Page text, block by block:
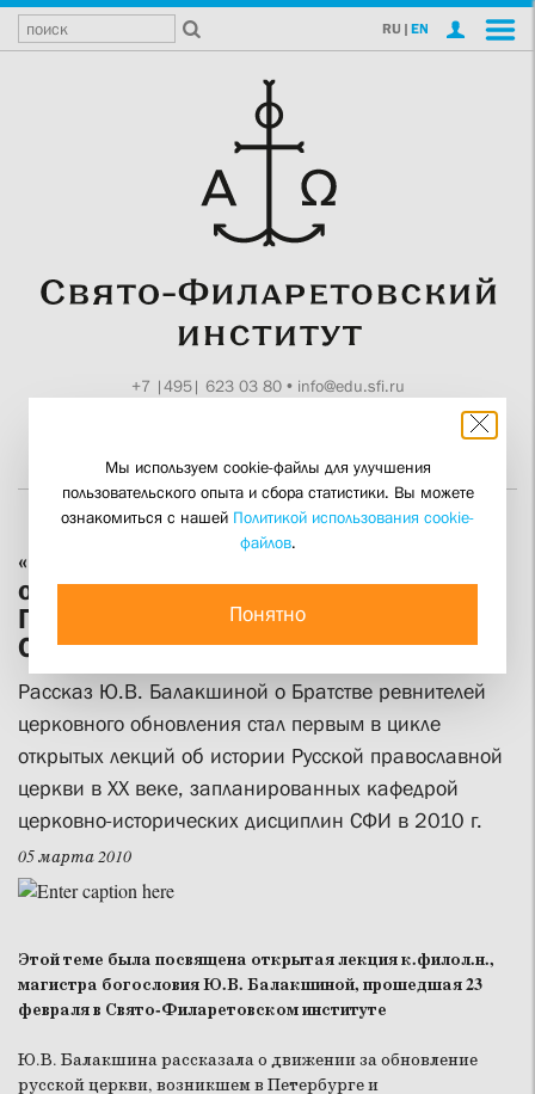
RU | EN
+7 |495| 623 03 80• info@edu.sfi.ru
«Братство ревнителей церковного
обновления (1905-1909):
Предшественники? Учителя?
Оппоненты?»
Рассказ Ю.В. Балакшиной о Братстве ревнителей
церковного обновления стал первым в цикле
открытых лекций об истории Русской православной
церкви в XX веке, запланированных кафедрой
церковно-исторических дисциплин СФИ в 2010 г.
05 марта 2010
Этой теме была посвящена открытая лекция к.филол.н.,
магистра богословия Ю.В. Балакшиной, прошедшая 23
февраля в Свято-Филаретовском институте
Ю.В. Балакшина рассказала о движении за обновление
русской церкви, возникшем в Петербурге и
Мы используем cookie-файлы для улучшения
пользовательского опыта и сбора статистики. Вы можете
ознакомиться с нашей Политикой использования cookie-
файлов.
Понятно